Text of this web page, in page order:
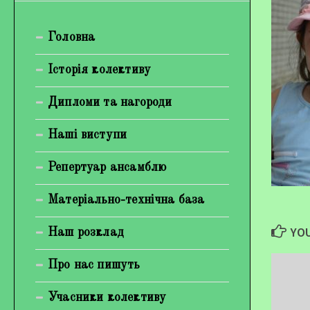
Гірієнко Ірина Михайлівна
Галерея
Відеогалерея
Фотогалерея
Головна
Історія колективу
Дипломи та нагороди
Наші виступи
Репертуар ансамблю
Матеріально-технічна база
Наш розклад
Про нас пишуть
Учасники колективу